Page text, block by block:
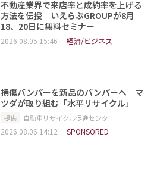
不動産業界で来店率と成約率を上げる
方法を伝授 いえらぶGROUPが8月
18、20日に無料セミナー
2026.08.05 15:46 経済/ビジネス
損傷バンパーを新品のバンパーへ マ
ツダが取り組む「水平リサイクル」
提供 自動車リサイクル促進センター
2026.08.06 14:12 SPONSORED